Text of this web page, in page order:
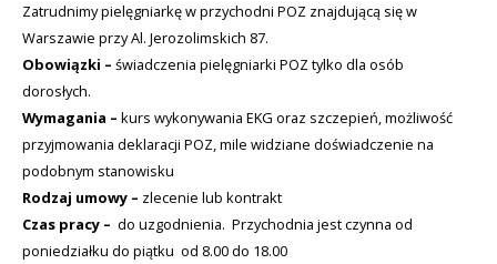
Zatrudnimy pielęgniarkę w przychodni POZ znajdującą się w
Warszawie przy Al. Jerozolimskich 87.
Obowiązki – świadczenia pielęgniarki POZ tylko dla osób
dorosłych.
Wymagania – kurs wykonywania EKG oraz szczepień, możliwość
przyjmowania deklaracji POZ, mile widziane doświadczenie na
podobnym stanowisku
Rodzaj umowy – zlecenie lub kontrakt
Czas pracy – do uzgodnienia. Przychodnia jest czynna od
poniedziałku do piątku od 8.00 do 18.00